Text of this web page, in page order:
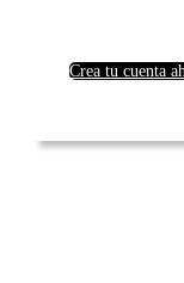
Crea tu cuenta